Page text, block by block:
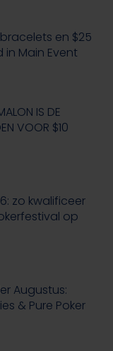
bracelets en $25
Main Event
IS DE
VOOR $10
zo kwalificeer
op
Augustus:
& Pure Poker